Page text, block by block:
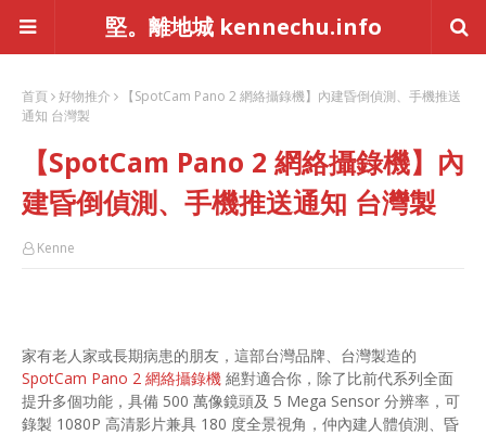
堅。離地城 kennechu.info
首頁 好物推介
【SpotCam Pano 2 網絡攝錄機】內建昏倒偵測、手機推送
通知 台灣製
【SpotCam Pano 2 網絡攝錄機】內
建昏倒偵測、手機推送通知 台灣製
Kenne
家有老人家或長期病患的朋友，這部台灣品牌、台灣製造的
SpotCam Pano 2 網絡攝錄機 絕對適合你，除了比前代系列全面
提升多個功能，具備 500 萬像鏡頭及 5 Mega Sensor 分辨率，可
錄製 1080P 高清影片兼具 180 度全景視角，仲內建人體偵測、昏